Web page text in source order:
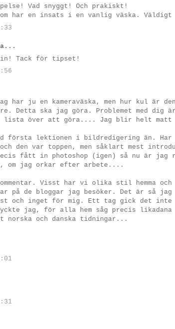
Vad snyggt! Och prakiskt!
har en insats i en vanlig väska.
Tack för tipset!
har ju en kameraväska, men hur kul är
Detta ska jag göra. Problemet med dig
lista över att göra.... Jag blir helt
första lektionen i bildredigering än.
den var toppen, men såklart mest
fått in photoshop (igen) så nu är
om jag orkar efter arbete....
Visst har vi olika stil hemma
de bloggar jag besöker. Det är så
och inget för mig. Ett tag gick det inte
jag, för alla hem såg precis
norska och danska tidningar...